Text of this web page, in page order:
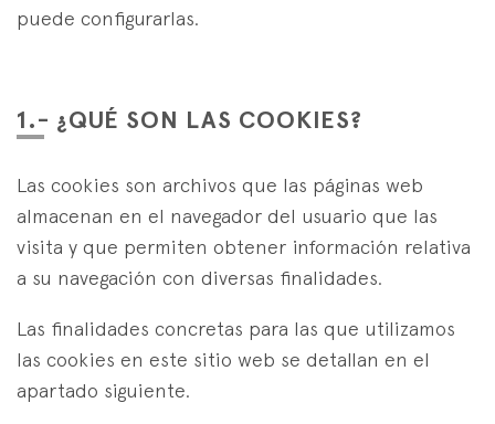
Estrategias Especialistas
es
puede configurarlas.
1.- ¿QUÉ SON LAS COOKIES?
Las cookies son archivos que las páginas web
almacenan en el navegador del usuario que las
visita y que permiten obtener información relativa
a su navegación con diversas finalidades.
Las finalidades concretas para las que utilizamos
las cookies en este sitio web se detallan en el
apartado siguiente.